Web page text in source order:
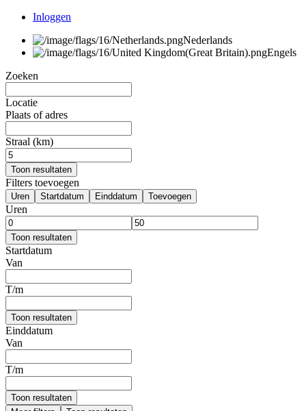
Inloggen
Nederlands
Engels
Zoeken
Locatie
Plaats of adres
Straal (km)
Toon resultaten
Filters toevoegen
Uren Startdatum Einddatum Toevoegen
Uren
Toon resultaten
Startdatum
Van
T/m
Toon resultaten
Einddatum
Van
T/m
Toon resultaten